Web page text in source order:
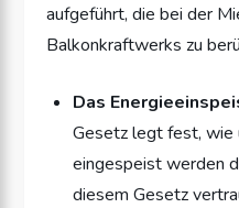
aufgeführt, die bei der
Balkonkraftwerks zu
Das
Gesetz legt fest, wie
eingespeist werden
diesem Gesetz